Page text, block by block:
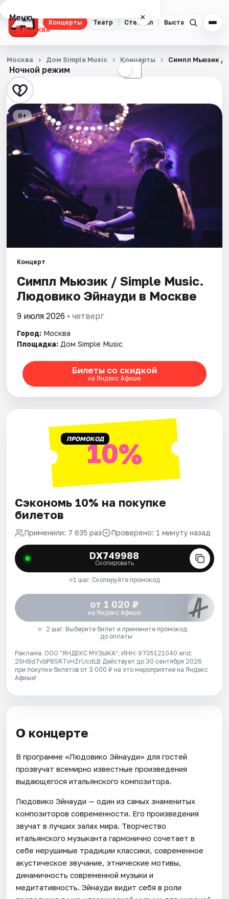
Концерты Театр Стендап Выставки
Меню ×
Москва
Концерты
Театр
Стендап
Выставки
Квесты
Экскурсии
Спорт
Площадки
Артисты
Ночной режим ☾
Москва Дом Simple Music Концерты Симпл Мьюзик /
6+
Концерт
Симпл Мьюзик / Simple Music.
Людовико Эйнауди в Москве
9 июля 2026 • четверг
Город: Москва
Площадка: Дом Simple Music
Билеты со скидкой
на Яндекс Афише
ПРОМОКОД10%
Сэкономь 10% на покупке
билетов
Применили: 7 635 раз Проверено: 1 минуту назад
DX749988
Скопировать
1 шаг. Скопируйте промокод
от 1 020 ₽
на Яндекс Афише
2 шаг. Выберите билет и примените промокод
до оплаты
Реклама. ООО "ЯНДЕКС МУЗЫКА", ИНН: 9705121040 erid:
25H8d7vbP8SRTvHZrUcdLB Действует до 30 сентября 2026
при покупке билетов от 3 000 ₽ на это мероприятие на Яндекс
Афише!
О концерте
В программе «Людовико Эйнауди» для гостей
прозвучат всемирно известные произведения
выдающегося итальянского композитора.
Людовико Эйнауди — один из самых знаменитых
композиторов современности. Его произведения
звучат в лучших залах мира. Творчество
итальянского музыканта гармонично сочетает в
себе нерушимые традиции классики, современное
акустическое звучание, этнические мотивы,
динамичность современной музыки и
медитативность. Эйнауди видит себя в роли